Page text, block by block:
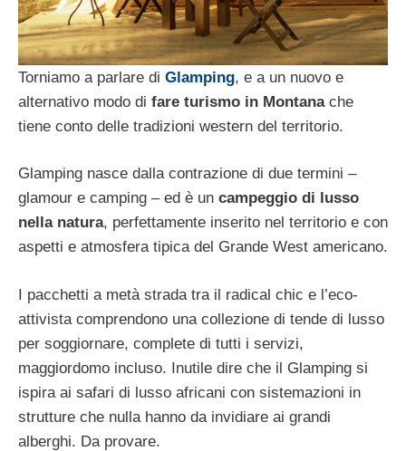
Torniamo a parlare di Glamping, e a un nuovo e
alternativo modo di fare turismo in Montanache
tiene conto delle tradizioni western del territorio.
Glamping nasce dalla contrazione di due termini –
glamour e camping – ed è un campeggio di lusso
nella natura, perfettamente inserito nel territorio e con
aspetti e atmosfera tipica del Grande West americano.
I pacchetti a metà strada tra il radical chic e l’eco-
attivista comprendono una collezione di tende di lusso
per soggiornare, complete di tutti i servizi,
maggiordomo incluso. Inutile dire che il Glamping si
ispira ai safari di lusso africani con sistemazioni in
strutture che nulla hanno da invidiare ai grandi
alberghi. Da provare.